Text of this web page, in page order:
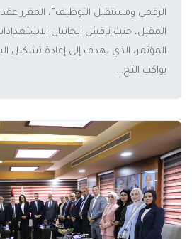
المقبل، حيث ناقش الجانبان
المؤتمر، الذي يهدف إلى إعادة تشكيل
يواكب التح...